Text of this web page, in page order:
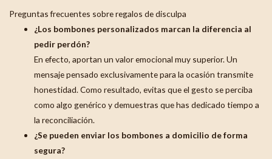
Preguntas frecuentes sobre regalos de disculpa
¿Los bombones personalizados marcan la diferencia al
pedir perdón?
En efecto, aportan un valor emocional muy superior. Un
mensaje pensado exclusivamente para la ocasión transmite
honestidad. Como resultado, evitas que el gesto se perciba
como algo genérico y demuestras que has dedicado tiempo a
la reconciliación.
¿Se pueden enviar los bombones a domicilio de forma
segura?